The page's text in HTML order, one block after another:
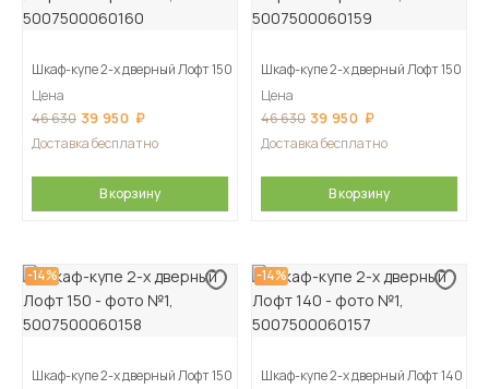
Шкаф-купе 2-х дверный Лофт 150
Цена
46 630 39 950
Доставка бесплатно
В корзину
Шкаф-купе 2-х дверный Лофт 150
Цена
46 630 39 950
Доставка бесплатно
В корзину
-14%
Шкаф-купе 2-х дверный Лофт 150
-14%
Шкаф-купе 2-х дверный Лофт 140